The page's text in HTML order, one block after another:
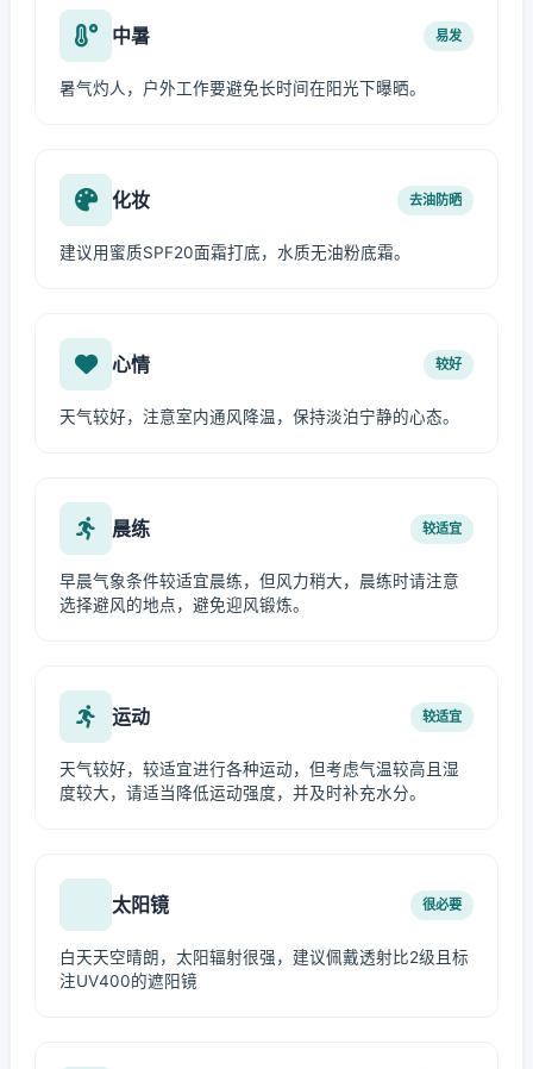
中暑 易发
暑气灼人，户外工作要避免长时间在阳光下曝晒。
化妆 去油防晒
建议用蜜质SPF20面霜打底，水质无油粉底霜。
心情 较好
天气较好，注意室内通风降温，保持淡泊宁静的心态。
晨练 较适宜
早晨气象条件较适宜晨练，但风力稍大，晨练时请注意
选择避风的地点，避免迎风锻炼。
运动 较适宜
天气较好，较适宜进行各种运动，但考虑气温较高且湿
度较大，请适当降低运动强度，并及时补充水分。
太阳镜 很必要
白天天空晴朗，太阳辐射很强，建议佩戴透射比2级且标
注UV400的遮阳镜